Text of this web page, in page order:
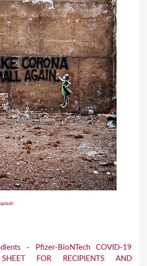
- Pfizer-BioNTech COVID-19
FOR RECIPIENTS AND